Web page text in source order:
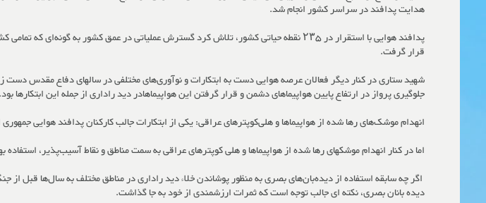
هدایت پدافند در سراسر کشور انجام شد.
پدافند هوایی با استقرار در ۲۳۵ نقطه حیاتی کشور، تلاش کرد گسترش عملیاتی در عمق کشور
قرار گرفت.
جلوگیری پرواز در ارتفاع پایین هواپیماهای دشمن و قرار گرفتن این هواپیماهادر دید راداری از جمله این ابتکارها بود.
انهدام موشک‌های رها شده از هواپیماها و هلی‌کوپترهای عراقی: یکی از ابتکارات جالب کارکنان پدافند هوایی
اما در کنار انهدام موشکهای رها شده از هواپیماها و هلی کوپترهای عراقی به سمت مناطق و نقاط آسیب‌پذیر،
اگر چه سابقه استفاده از دیده‌بان‌های بصری به منظور پوشاندن خلاء دید راداری در مناطق مختلف به سال‌ها قبل از
دیده بانان بصری، نکته ای جالب توجه است که ثمرات ارزشمندی از خود به جا گذاشت.